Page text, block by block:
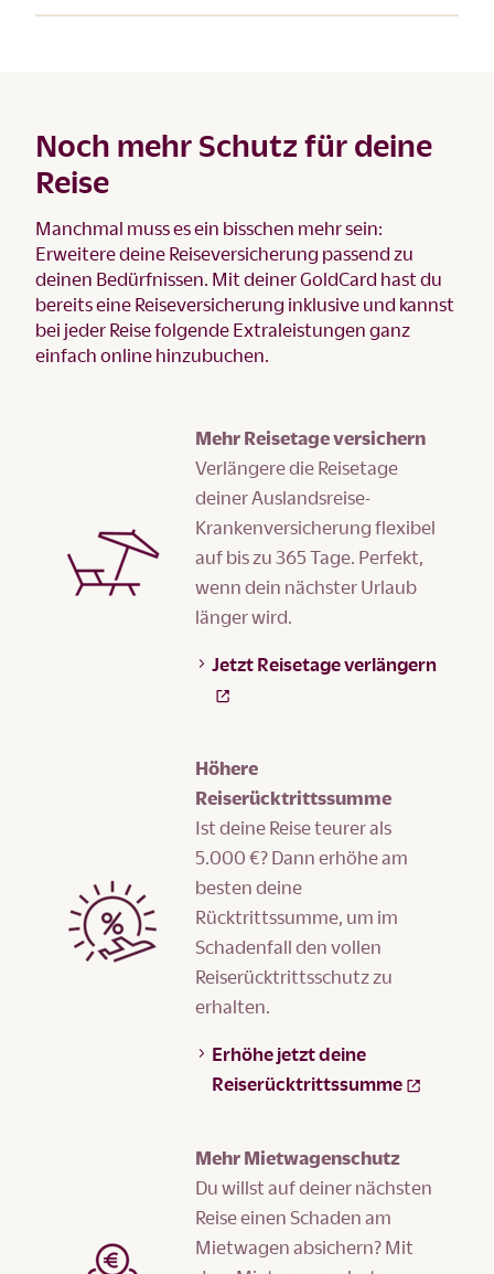
Noch mehr Schutz für deine
Reise
Manchmal muss es ein bisschen mehr sein:
Erweitere deine Reiseversicherung passend zu
deinen Bedürfnissen. Mit deiner GoldCard hast du
bereits eine Reiseversicherung inklusive und kannst
bei jeder Reise folgende Extraleistungen ganz
einfach online hinzubuchen.
Mehr Reisetage versichern
Verlängere die Reisetage
deiner Auslandsreise-
Krankenversicherung flexibel
auf bis zu 365 Tage. Perfekt,
wenn dein nächster Urlaub
länger wird.
Jetzt Reisetage verlängern
Höhere
Reiserücktrittssumme
Ist deine Reise teurer als
5.000 €? Dann erhöhe am
besten deine
Rücktrittssumme, um im
Schadenfall den vollen
Reiserücktrittsschutz zu
erhalten.
Erhöhe jetzt deine
Reiserücktrittssumme
Mehr Mietwagenschutz
Du willst auf deiner nächsten
Reise einen Schaden am
Mietwagen absichern? Mit